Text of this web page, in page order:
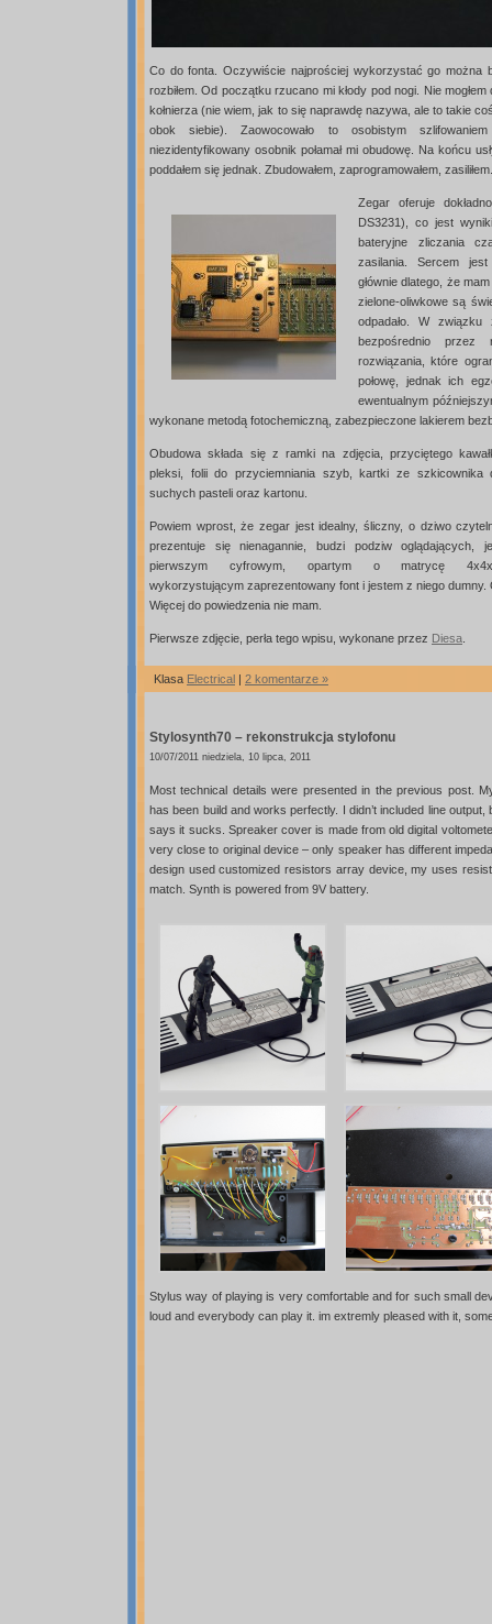
Co do fonta. Oczywiście najprościej wykorzystać go można
rozbiłem. Od początku rzucano mi kłody pod nogi. Nie
kołnierza (nie wiem, jak to się naprawdę nazywa, ale to takie
obok siebie). Zaowocowało to osobistym
niezidentyfikowany osobnik połamał mi obudowę. Na końcu
poddałem się jednak. Zbudowałem, zaprogramowałem, zasiliłem.
Zegar oferuje
DS3231), co jest
bateryjne zliczania
zasilania. Sercem jest
głównie dlatego, że
zielone-oliwkowe są
odpadało. W
bezpośrednio przez
rozwiązania, które
połowę, jednak ich
ewentualnym
wykonane metodą fotochemiczną, zabezpieczone lakierem
Obudowa składa się z ramki na zdjęcia, przyciętego
pleksi, folii do przyciemniania szyb, kartki ze szkicownika
suchych pasteli oraz kartonu.
Powiem wprost, że zegar jest idealny, śliczny, o dziwo
prezentuje się nienagannie, budzi podziw oglądających,
pierwszym cyfrowym, opartym o matrycę
wykorzystującym zaprezentowany font i jestem z niego dumny.
Więcej do powiedzenia nie mam.
Pierwsze zdjęcie, perła tego wpisu, wykonane przez Diesa
Klasa Electrical | 2 komentarze »
Stylosynth70 – rekonstrukcja stylofonu
10/07/2011 niedziela, 10 lipca, 2011
Most technical details were presented in the previous post.
has been build and works perfectly. I didn’t included line
says it sucks. Spreaker cover is made from old digital
very close to original device – only speaker has different
design used customized resistors array device, my uses
match. Synth is powered from 9V battery.
Stylus way of playing is very comfortable and for such small
loud and everybody can play it. im extremly pleased with it,